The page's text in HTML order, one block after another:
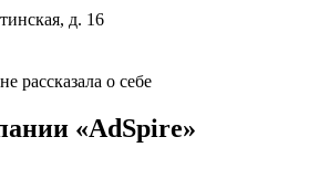
д. 16
рассказала о себе
«AdSpire»